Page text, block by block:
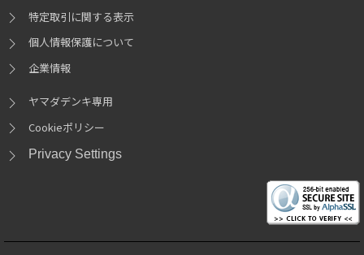
特定取引に関する表示
個人情報保護について
企業情報
ヤマダデンキ専用
Cookieポリシー
Privacy Settings